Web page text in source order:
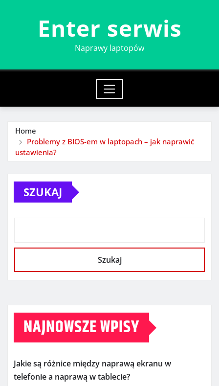
Enter serwis
Naprawy laptopów
Home
Problemy z BIOS-em w laptopach – jak naprawić
ustawienia?
SZUKAJ
Szukaj
NAJNOWSZE WPISY
Jakie są różnice między naprawą ekranu w
telefonie a naprawą w tablecie?